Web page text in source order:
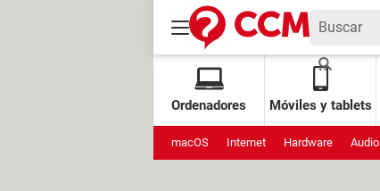
Ordenadores Móviles y tablets
macOS Internet Hardware Audio